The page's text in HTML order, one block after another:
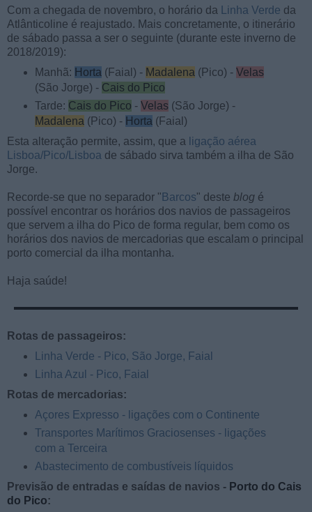
Com a chegada de novembro, o horário da Linha Verde da
Atlânticoline é reajustado. Mais concretamente, o itinerário
de sábado passa a ser o seguinte (durante este inverno de
2018/2019):
Manhã: Horta (Faial) - Madalena (Pico) - Velas
(São Jorge) - Cais do Pico
Tarde: Cais do Pico - Velas (São Jorge) -
Madalena (Pico) - Horta (Faial)
Esta alteração permite, assim, que a ligação aérea
Lisboa/Pico/Lisboa de sábado sirva também a ilha de São
Jorge.
Recorde-se que no separador " Barcos" deste blog é
possível encontrar os horários dos navios de passageiros
que servem a ilha do Pico de forma regular, bem como os
horários dos navios de mercadorias que escalam o principal
porto comercial da ilha montanha.
Haja saúde!
Rotas de passageiros:
Linha Verde - Pico, São Jorge, Faial
Linha Azul - Pico, Faial
Rotas de mercadorias:
Açores Expresso - ligações com o Continente
Transportes Marítimos Graciosenses - ligações
com a Terceira
Abastecimento de combustíveis líquidos
Previsão de entradas e saídas de navios - Porto do Cais
do Pico: